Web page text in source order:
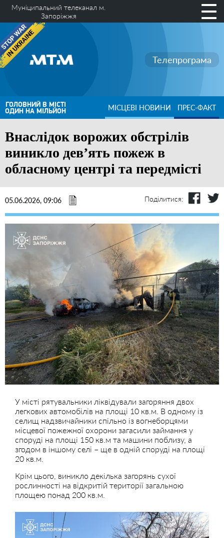
Муніципальний телеканал м.
Запоріжжя
Телепрограма
ГОЛОВНИЙ В МІСТІ
ОДИН НА МІЛЬЙОН МІСЦЕВІ НОВИНИ ПРЕС-ФАКТ
Внаслідок ворожих обстрілів
виникло дев’ять пожеж в
обласному центрі та передмісті
05.06.2026, 09:06 Поділитися:
У місті рятувальники ліквідували загоряння двох
легкових автомобілів на площі 10 кв.м. В одному із
селищ надзвичайники спільно із вогнеборцями
місцевої пожежної охорони загасили займання у
споруді на площі 150 кв.м та машини поблизу, а
згодом в іншому селі – ще в одній споруді на площі
20 кв.м.
Крім цього, виникло декілька загорянь сухої
рослинності на відкритій території загальною
площею понад 200 кв.м.